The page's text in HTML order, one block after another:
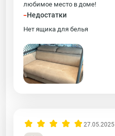
любимое место в доме!
-Недостатки
Нет ящика для белья
27.05.2025